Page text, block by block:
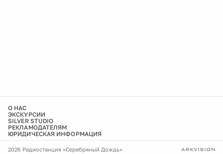
О НАС
ЭКСКУРСИИ
SILVER STUDIO
РЕКЛАМОДАТЕЛЯМ
ЮРИДИЧЕСКАЯ ИНФОРМАЦИЯ
2026 Радиостанция «Серебряный Дождь»